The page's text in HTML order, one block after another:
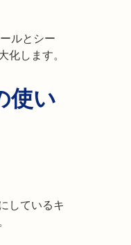
ルとシー
します。
使い
しているキ